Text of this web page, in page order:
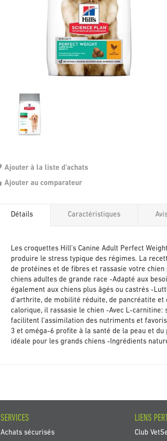
Ajouter à la liste d'achats
Ajouter au comparateur
la
Détails
Les croquettes Hill's Canine Adult Perfect
produire le stress typique des régimes. La
de protéines et de fibres et rassasie votre
chiens adultes de grande race -Adapté aux
également aux chiens plus âgés ou castrés -
d'arthrite, de mobilité réduite, de pancréatite
calorique, il rassasie le chien -Avec L-
facilitent l'assimilation des nutriments et
3 et oméga-6 profite à la santé de la peau et
idéale pour les grands chiens -Ingrédients
Caractéristiques
SERVICES
Achats sécurisés
LIENS
Club